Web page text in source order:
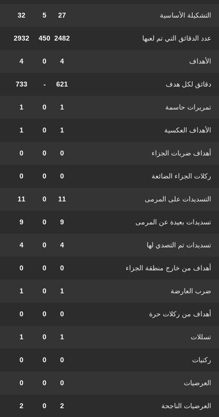
التشكيلة الأساسية 27
5
32
عدد الدقائق التي تم لعبها 2482
450
2932
الأهداف 4
0
4
دقائق لكل هدف 621
-
733
تمريرات حاسمة 1
0
1
الأهداف العكسية 1
0
1
أهداف ضربات الجزاء 0
0
0
ركلات الجزاء الضائعة 0
0
0
التسديدات على المرمى 11
0
11
تسديدات بعيدة عن المرمى 9
0
9
تسديدات تم التصدي لها 4
0
4
أهداف من خارج منطقة الجزاء 0
0
0
ضرب العارضة 1
0
1
أهداف من ركلات حرة 0
0
0
تسللات 1
0
1
ركنيات 0
0
0
العرضيات 0
0
0
العرضيات الناجحة 2
0
2